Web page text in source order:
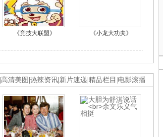
《竞技大联盟》 《小龙大功夫》
高清美图 热辣资讯 新片速递 精品栏目 电影滚播